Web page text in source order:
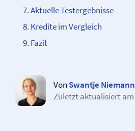
Aktuelle Testergebnisse
Kredite im Vergleich
Fazit
Von Swantje Niemann
Zuletzt aktualisiert am